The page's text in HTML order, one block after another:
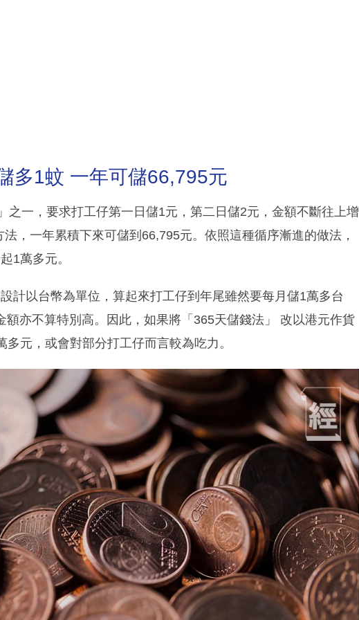
多1蚊 一年可儲66,795元
之一，要求打工仔第一日儲1元，第二日儲2元，金額不斷往上增
，一年累積下來可儲到66,795元。依照這種循序漸進的做法，
1萬多元。
計以台幣為單位，算起來打工仔到年尾雖然要每月儲1萬多台
亦不算特別高。因此，如果將「365天儲錢法」 改以港元作貨
元，或會對部分打工仔而言較為吃力。